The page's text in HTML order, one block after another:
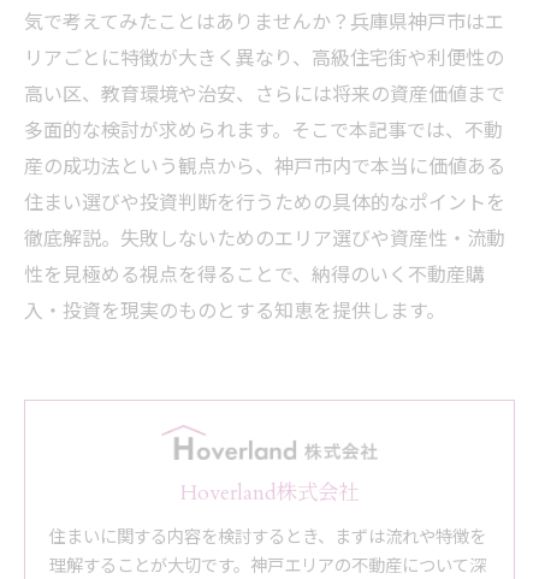
気で考えてみたことはありませんか？兵庫県神戸市はエ
リアごとに特徴が大きく異なり、高級住宅街や利便性の
高い区、教育環境や治安、さらには将来の資産価値まで
多面的な検討が求められます。そこで本記事では、不動
産の成功法という観点から、神戸市内で本当に価値ある
住まい選びや投資判断を行うための具体的なポイントを
徹底解説。失敗しないためのエリア選びや資産性・流動
性を見極める視点を得ることで、納得のいく不動産購
入・投資を現実のものとする知恵を提供します。
Hoverland株式会社
住まいに関する内容を検討するとき、まずは流れや特徴を
理解することが大切です。神戸エリアの不動産について深